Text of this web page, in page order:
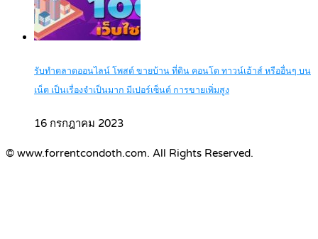
รับทำตลาดออนไลน์ โพสต์ ขายบ้าน ที่ดิน คอนโด ทาวน์เฮ้าส์ หรืออื่นๆ บน
เน็ต เป็นเรื่องจำเป็นมาก มีเปอร์เซ็นต์ การขายเพิ่มสูง
16 กรกฎาคม 2023
© www.forrentcondoth.com. All Rights Reserved.